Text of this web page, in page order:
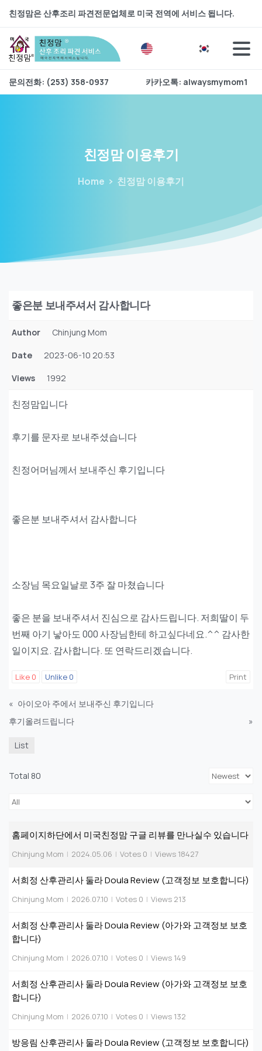
친정맘은 산후조리 파견전문업체로 미국 전역에 서비스 됩니다.
문의전화: (253) 358-0937 카카오톡: alwaysmymom1
친정맘이용후기
Home 친정맘 이용후기
좋은분 보내주셔서 감사합니다
Author Chinjung Mom
Date 2023-06-10 20:53
Views 1992
친정맘입니다
후기를 문자로 보내주셨습니다
친정어머님께서 보내주신 후기입니다
좋은분 보내주셔서 감사합니다
소장님 목요일날로 3주 잘 마쳤습니다
좋은 분을 보내주셔서 진심으로 감사드립니다. 저희딸이 두
번째 아기 낳아도 000 사장님한테 하고싶다네요.^^ 감사한
일이지요. 감사합니다. 또 연락드리겠습니다.
Like 0 Unlike 0 Print
« 아이오아 주에서 보내주신 후기입니다
후기올려드립니다
»
List
Total 80
홈페이지하단에서 미국친정맘 구글 리뷰를 만나실수 있습니다
Chinjung Mom | 2024.05.06 | Votes 0 | Views 18427
서희정 산후관리사 둘라 Doula Review (고객정보 보호합니다)
Chinjung Mom | 2026.07.10 | Votes 0 | Views 213
서희정 산후관리사 둘라 Doula Review (아가와 고객정보 보호
합니다)
Chinjung Mom | 2026.07.10 | Votes 0 | Views 149
서희정 산후관리사 둘라 Doula Review (아가와 고객정보 보호
합니다)
Chinjung Mom | 2026.07.10 | Votes 0 | Views 132
방응림 산후관리사 둘라 Doula Review (고객정보 보호합니다)